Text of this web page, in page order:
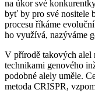
na úkor své
byť by pro své nositele
procesu říkáme
ho využívá, nazýváme
V přírodě takových alel
technikami genového
podobné alely uměle.
metoda CRISPR,